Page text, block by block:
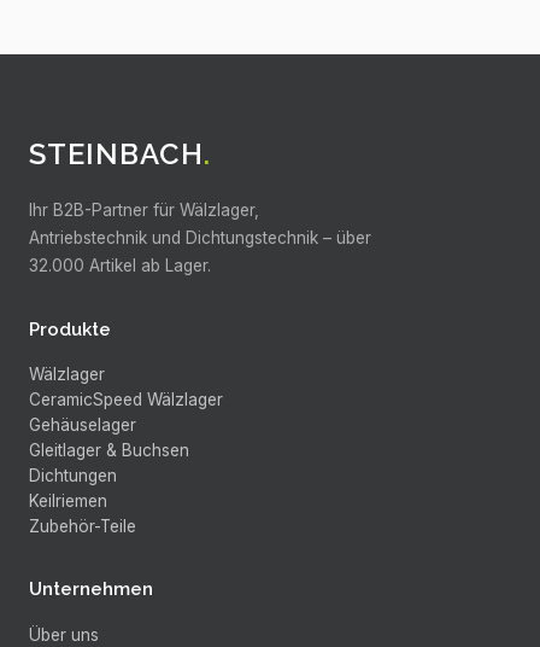
STEINBACH.
Ihr B2B-Partner für Wälzlager,
Antriebstechnik und Dichtungstechnik – über
32.000 Artikel ab Lager.
Produkte
Wälzlager
CeramicSpeed Wälzlager
Gehäuselager
Gleitlager & Buchsen
Dichtungen
Keilriemen
Zubehör-Teile
Unternehmen
Über uns